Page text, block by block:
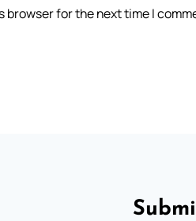
browser for the next time I